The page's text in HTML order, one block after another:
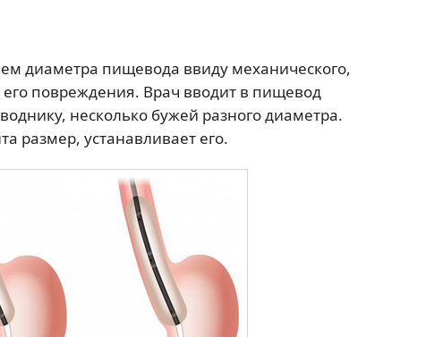
диаметра пищевода ввиду механического,
его повреждения. Врач вводит в пищевод
несколько бужей разного диаметра.
размер, устанавливает его.